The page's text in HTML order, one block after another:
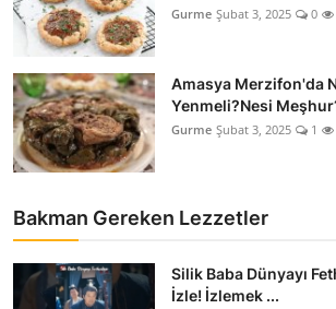
Gurme Şubat 3, 2025 0
Amasya Merzifon'da
Yenmeli?Nesi
Gurme Şubat 3, 2025 1
Bakman Gereken Lezzetler
Silik Baba Dünyayı
İzle! İzlemek ...